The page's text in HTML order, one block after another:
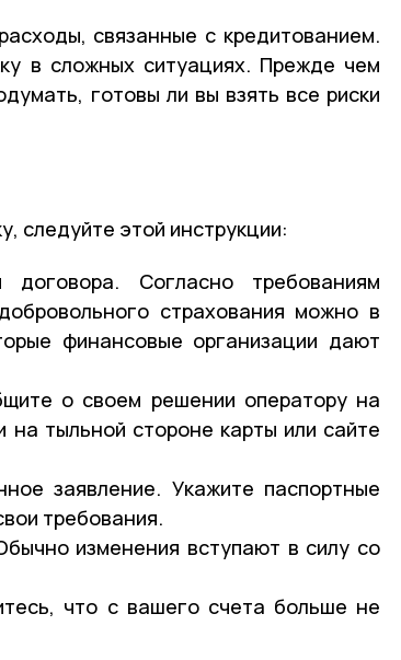
связанные с кредитованием.
в сложных ситуациях. Прежде чем
готовы ли вы взять все риски
следуйте этой инструкции:
договора. Согласно требованиям
страхования можно в
финансовые организации дают
о своем решении оператору на
тыльной стороне карты или сайте
заявление. Укажите паспортные
требования.
изменения вступают в силу со
что с вашего счета больше не